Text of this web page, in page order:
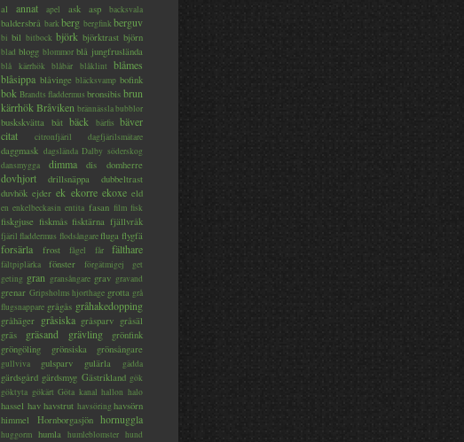
al annat apel ask asp backsvala
baldersbrå barkberg bergfinkberguv
bi bil bitbock björk björktrast björn
blad blogg blommor blå jungfruslända
blå kärrhök blåbär blåklint
blåmes
blåsippa blåvinge bläcksvamp bofink
bok Brandts fladdermus bronsibis brun
kärrhökBråviken brännässlabubblor
buskskvätta båt bäck bärfis bäver
citat
citronfjäril dagfjärilsmätare
daggmask dagslända Dalby söderskog
dansmygga
dimma dis domherre
dovhjort drillsnäppa
dubbeltrast
duvhök ejder ek ekorre ekoxe eld
en enkelbeckasin entita fasan film fisk
fiskgjuse fiskmås fisktärna fjällvråk
fjäril fladdermus flodsångarefluga flygfä
forsärla frost fågel får fälthare
fältpiplärka fönster förgätmigej
get
geting gran gransångare grav gravand
grenar Gripsholms hjorthage grotta grå
flugsnappare grågås gråhakedopping
gråhäger gråsiska gråsparv gråsäl
gräs
gräsand grävling
grönfink
gröngöling
grönsiska grönsångare
gullviva gulsparv gulärla gädda
gärdsgård gärdsmyg Gästrikland gök
göktyta gökärt Göta kanal hallon halo
hassel hav havstrut havsöring havsörn
himmel
Hornborgasjön hornuggla
huggorm humla humleblomster hund